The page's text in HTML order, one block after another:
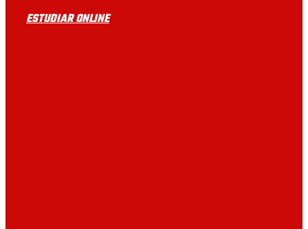
ESTUDIAR ONLINE